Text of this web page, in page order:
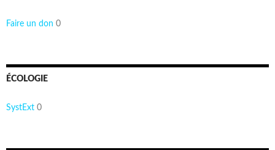
Faire un don 0
ÉCOLOGIE
SystExt 0